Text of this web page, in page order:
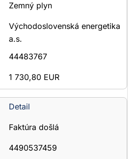
Zemný plyn
Východoslovenská energetika
a.s.
44483767
1 730,80 EUR
Detail
Faktúra došlá
4490537459